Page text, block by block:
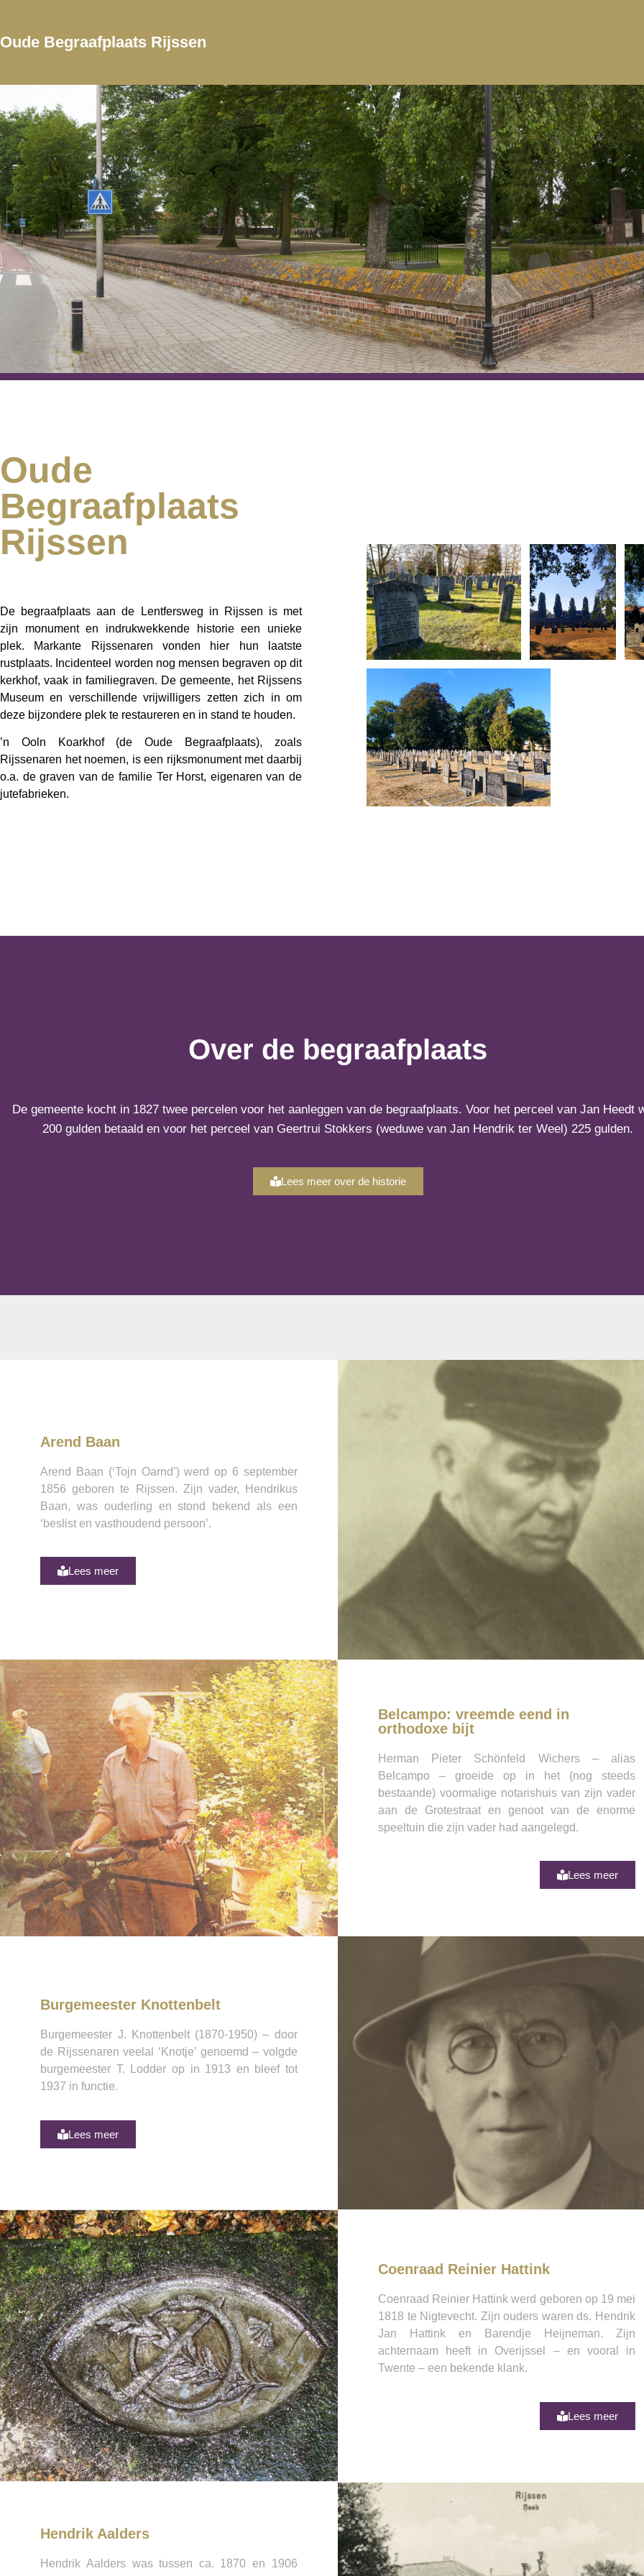
Oude Begraafplaats Rijssen
Oude
Begraafplaats
Rijssen
De begraafplaats aan de Lentfersweg in Rijssen is met
zijn monument en indrukwekkende historieeen unieke
plek. Markante Rijssenaren vonden hier hun laatste
rustplaats. Incidenteel worden nog mensen begraven op dit
kerkhof, vaak in familiegraven. De gemeente, het Rijssens
Museum en verschillende vrijwilligers zetten zich in om
deze bijzondere plek te restaureren en in stand te houden.
’n Ooln Koarkhof (de Oude Begraafplaats), zoals
Rijssenaren het noemen, is een rijksmonument met daarbij
o.a. degraven van defamilie Ter Horst, eigenaren van de
jutefabrieken.
Over de begraafplaats
De gemeente kocht in 1827 twee percelen voor het aanleggen van de begraafplaats. Voor het perceel van Jan Heedt
200 gulden betaald en voor het perceel van Geertrui Stokkers (weduwe van Jan Hendrik ter Weel) 225 gulden.
Lees meer over de historie
Arend Baan
Arend Baan (‘Tojn Oarnd’) werd op 6 september
1856 geboren te Rijssen. Zijn vader, Hendrikus
Baan, was ouderling en stond bekend als een
‘beslist en vasthoudend persoon’.
Lees meer
Belcampo: vreemde eend in
orthodoxe bijt
Herman Pieter Schönfeld Wichers – alias
Belcampo – groeide op in het (nog steeds
bestaande) voormalige notarishuis van zijn vader
aan de Grotestraat en genoot van de enorme
speeltuin die zijn vader had aangelegd.
Lees meer
Burgemeester Knottenbelt
Burgemeester J. Knottenbelt (1870-1950) – door
de Rijssenaren veelal ‘Knotje’ genoemd – volgde
burgemeester T. Lodder op in 1913 en bleef tot
1937 in functie.
Lees meer
Coenraad Reinier Hattink
Coenraad Reinier Hattink werd geboren op 19 mei
1818 te Nigtevecht. Zijn ouders waren ds. Hendrik
Jan Hattink en Barendje Heijneman. Zijn
achternaam heeft in Overijssel – en vooral in
Twente – een bekende klank.
Lees meer
Hendrik Aalders
Hendrik Aalders was tussen ca. 1870 en 1906